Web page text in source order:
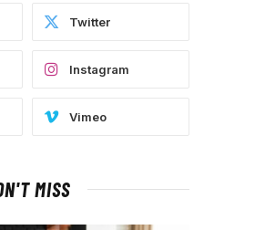
Twitter
Instagram
Vimeo
MISS